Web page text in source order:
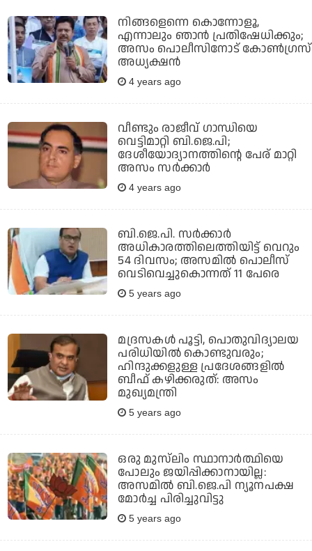
നിങ്ങളെന്നെ കൊന്നോളൂ,
എന്നാലും ഞാന്‍ പ്രതിഷേധിക്കും;
അസം പൊലീസിനോട് കോണ്‍ഗ്രസ്
അധ്യക്ഷന്‍
4 years ago
വീണ്ടും രാജീവ് ഗാന്ധിയെ
വെട്ടിമാറ്റി ബി.ജെ.പി;
ദേശീയോദ്യാനത്തിന്റെ പേര് മാറ്റി
അസം സര്‍ക്കാര്‍
4 years ago
ബി.ജെ.പി. സര്‍ക്കാര്‍
അധികാരത്തിലെത്തിയിട്ട് വെറും
54 ദിവസം; അസമില്‍ പൊലീസ്
വെടിവെച്ചുകൊന്നത് 11 പേരെ
5 years ago
മദ്രസകള്‍ പൂട്ടി, പൊതുവിദ്യാലയ
പരിധിയില്‍ കൊണ്ടുവരും;
ഹിന്ദുക്കളുള്ള പ്രദേശങ്ങളില്‍
ബീഫ് കഴിക്കരുത്: അസം
മുഖ്യമന്ത്രി
5 years ago
ഒരു മുസ്‌ലിം സ്ഥാനാര്‍ത്ഥിയെ
പോലും ജയിപ്പിക്കാനായില്ല:
അസമില്‍ ബി.ജെ.പി ന്യൂനപക്ഷ
മോര്‍ച്ച പിരിച്ചുവിട്ടു
5 years ago